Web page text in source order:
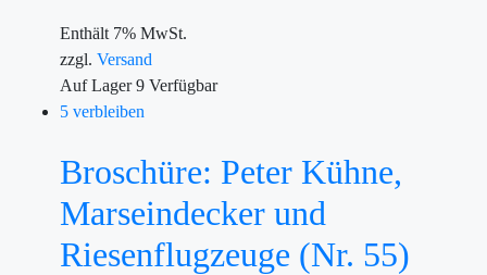
Enthält 7% MwSt.
zzgl. Versand
Auf Lager9 Verfügbar
5 verbleiben
Broschüre: Peter Kühne,
Marseindecker und
Riesenflugzeuge (Nr. 55)